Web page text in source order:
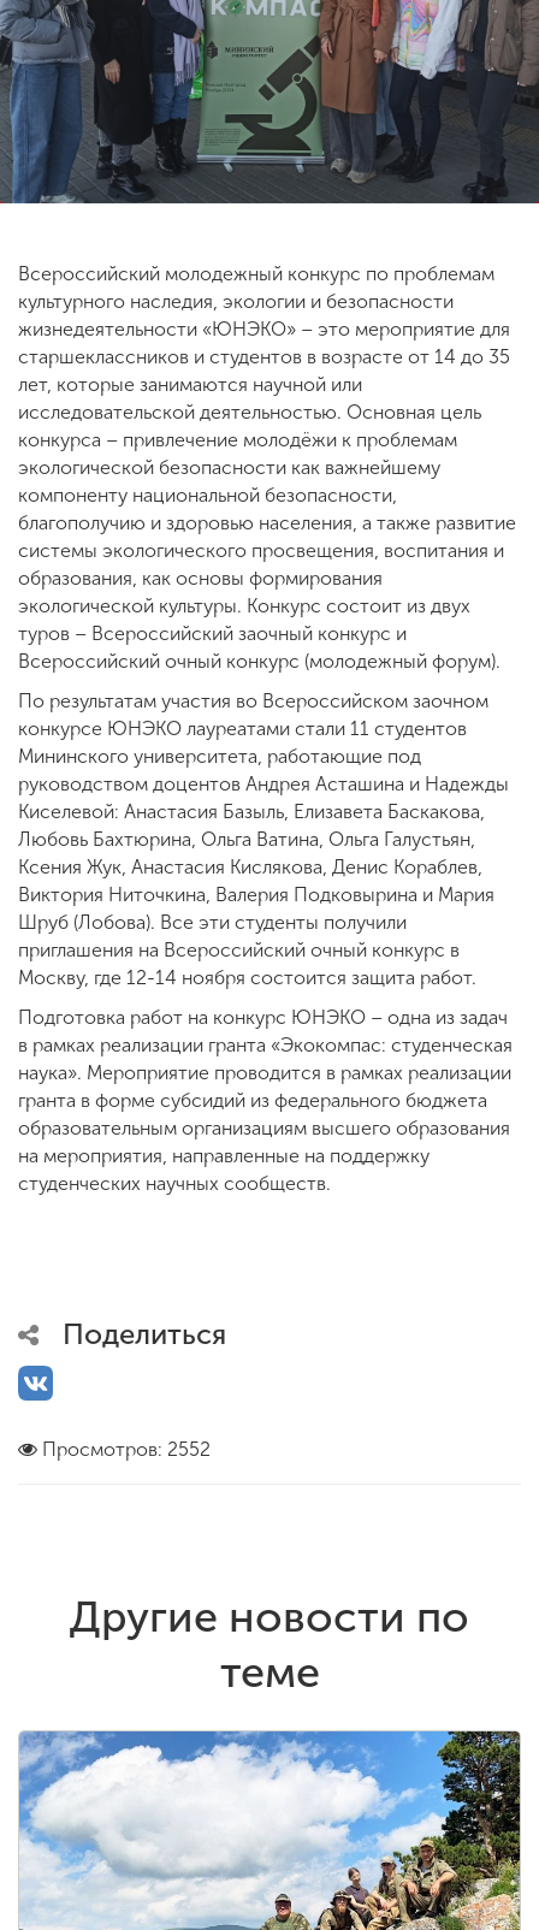
ENG SPN
Приемная
Всероссийский молодежный конкурс по проблемам
культурного наследия, экологии и безопасности
жизнедеятельности «ЮНЭКО» – это мероприятие для
старшеклассников и студентов в возрасте от 14 до 35
лет, которые занимаются научной или
исследовательской деятельностью. Основная цель
конкурса – привлечение молодёжи к проблемам
экологической безопасности как важнейшему
компоненту национальной безопасности,
благополучию и здоровью населения, а также развитие
системы экологического просвещения, воспитания и
образования, как основы формирования
экологической культуры. Конкурс состоит из двух
туров – Всероссийский заочный конкурс и
Всероссийский очный конкурс (молодежный форум).
По результатам участия во Всероссийском заочном
конкурсе ЮНЭКО лауреатами стали 11 студентов
Мининского университета, работающие под
руководством доцентов Андрея Асташина и Надежды
Киселевой: Анастасия Базыль, Елизавета Баскакова,
Любовь Бахтюрина, Ольга Ватина, Ольга Галустьян,
Ксения Жук, Анастасия Кислякова, Денис Кораблев,
Виктория Ниточкина, Валерия Подковырина и Мария
Шруб (Лобова). Все эти студенты получили
приглашения на Всероссийский очный конкурс в
Москву, где 12-14 ноября состоится защита работ.
Подготовка работ на конкурс ЮНЭКО – одна из задач
в рамках реализации гранта «Экокомпас: студенческая
наука». Мероприятие проводится в рамках реализации
гранта в форме субсидий из федерального бюджета
образовательным организациям высшего образования
на мероприятия, направленные на поддержку
студенческих научных сообществ.
Поделиться
Просмотров: 2552
Другие новости по
теме